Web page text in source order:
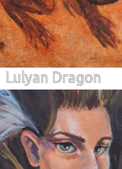
Lulyan Dragon